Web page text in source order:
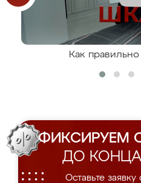
Как
ФИКСИРУЕМ
ДО КОНЦА
Оставьте заявку